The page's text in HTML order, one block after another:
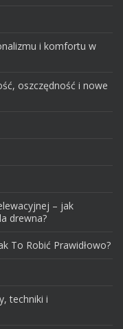
i komfortu w
oszczędność i nowe
– jak
drewna?
To Robić Prawidłowo?
techniki i